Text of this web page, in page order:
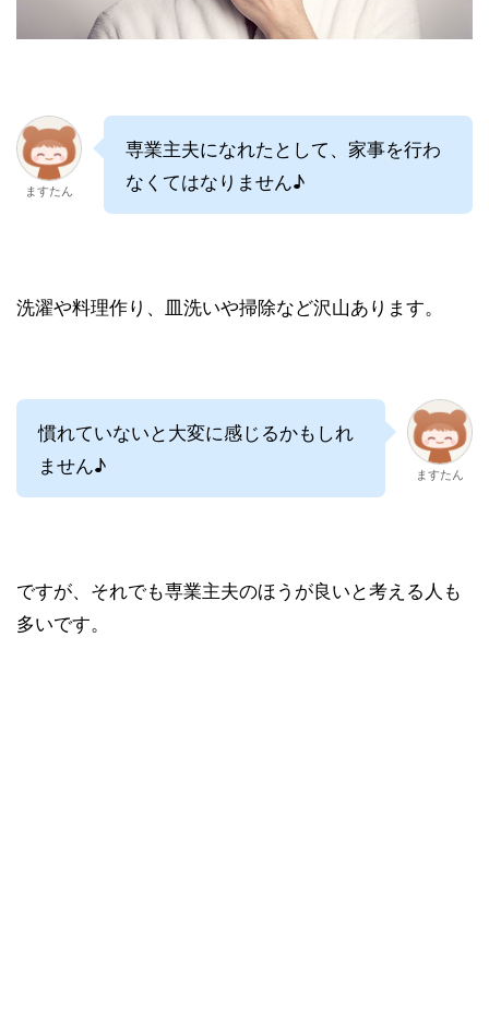
ますたん
専業主夫になれたとして、家事を行わ
なくてはなりません♪
洗濯や料理作り、皿洗いや掃除など沢山あります。
慣れていないと大変に感じるかもしれ
ません♪
ますたん
ですが、それでも専業主夫のほうが良いと考える人も
多いです。